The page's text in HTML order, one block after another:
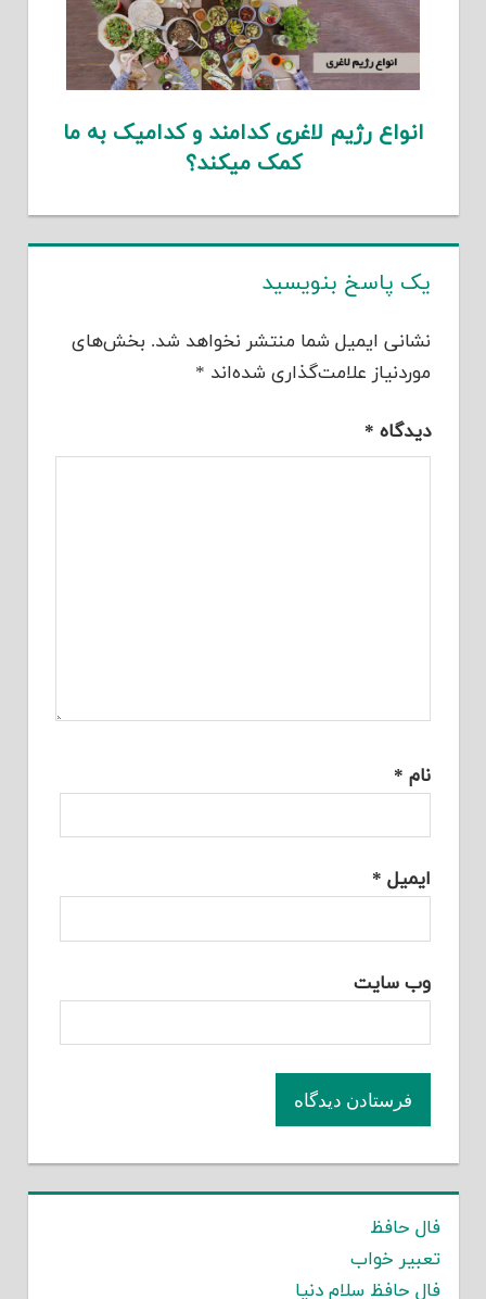
انواع رژیم لاغری کدامند و کدامیک به ما
کمک میکند؟
یک پاسخ بنویسید
نشانی ایمیل شما منتشر نخواهد شد. بخش‌های
موردنیاز علامت‌گذاری شده‌اند *
دیدگاه *
نام *
ایمیل *
وب‌ سایت
فال حافظ
تعبیر خواب
فال حافظ سلام دنیا